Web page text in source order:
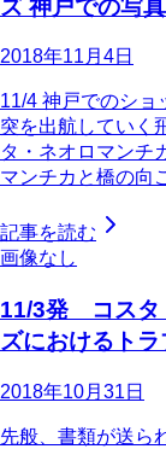
ズ 神戸での写真
2018年11月4日
11/4 神戸でのショ
突を出航していく
タ・ネオロマンチ
マンチカと橋の
記事を読む
画像なし
11/3発 コスタ
ズにおけるト
2018年10月31日
先般、書類が送ら